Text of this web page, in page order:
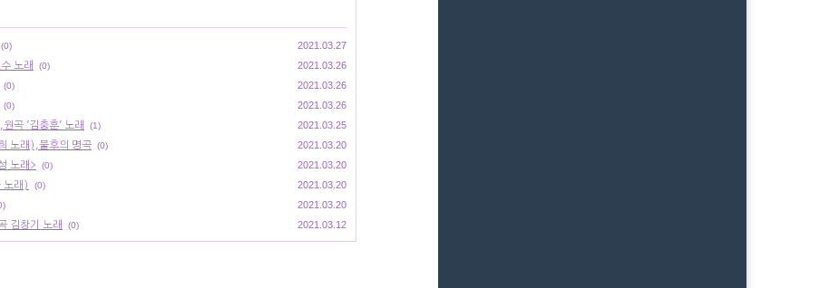
(0)
2021.03.27
노래
(0)
2021.03.26
(0)
2021.03.26
(0)
2021.03.26
곡 '김충훈' 노래
(1)
2021.03.25
노래),불후의 명곡 (0)
2021.03.20
노래>
(0)
2021.03.20
노래)
(0)
2021.03.20
2021.03.20
김창기 노래
(0) 2021.03.12